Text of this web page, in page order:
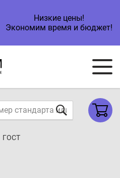
Низкие цены!
Экономим время и бюджет!
ГОСТ